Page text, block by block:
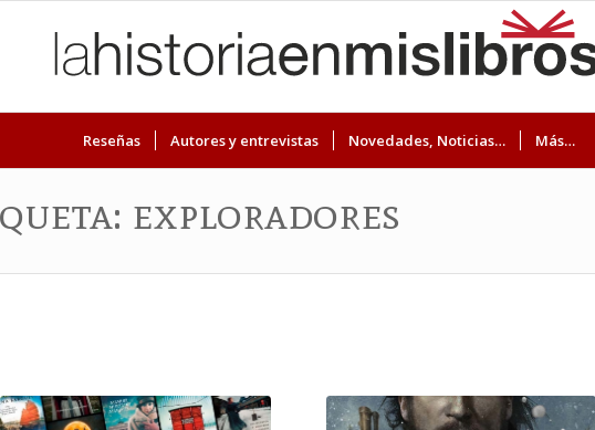
Reseñas Autores y entrevistas Novedades, Noticias… Más…
exploradores